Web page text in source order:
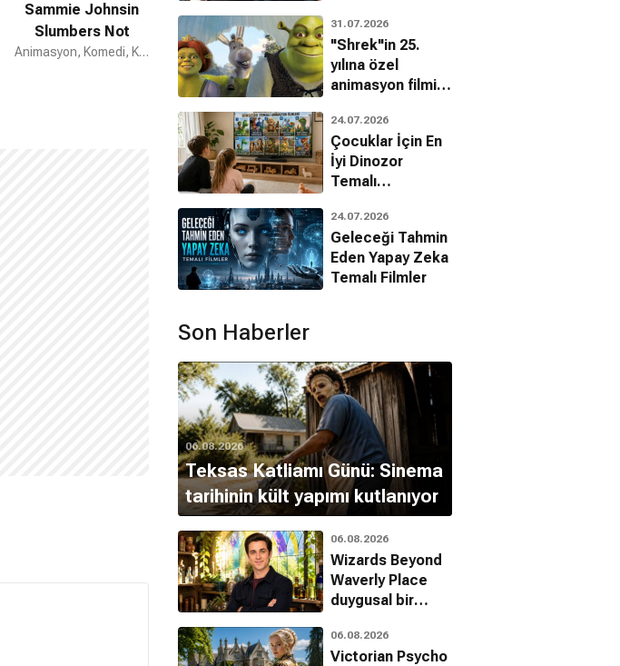
Sammie Johnsin
Slumbers Not
Animasyon, Komedi, Kısa Film
Animasyon, Komedi, Kısa Film
Gun
bilinmeyenleri!
31.07.2026
"Shrek"in 25.
yılına özel
animasyon filmin
24.07.2026
Çocuklar İçin En
İyi Dinozor
Temalı
Filmleri
24.07.2026
Geleceği Tahmin
Eden Yapay Zeka
Temalı Filmler
Son Haberler
06.08.2026
Teksas Katliamı Günü: Sinema
tarihinin kült yapımı kutlanıyor
06.08.2026
Wizards Beyond
Waverly Place
duygusal bir
ediyor
06.08.2026
Victorian Psycho